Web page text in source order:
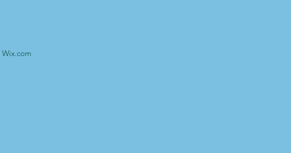
Wix.com